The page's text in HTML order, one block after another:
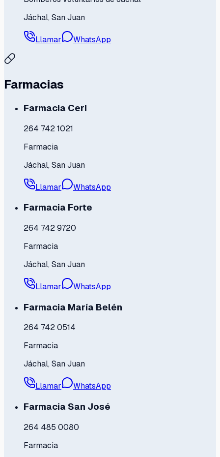
Jáchal, San Juan
Llamar WhatsApp
Farmacias
Farmacia Ceri
264 742 1021
Farmacia
Jáchal, San Juan
Llamar WhatsApp
Farmacia Forte
264 742 9720
Farmacia
Jáchal, San Juan
Llamar WhatsApp
Farmacia María Belén
264 742 0514
Farmacia
Jáchal, San Juan
Llamar WhatsApp
Farmacia San José
264 485 0080
Farmacia